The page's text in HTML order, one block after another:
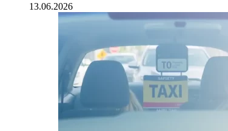
13.06.2026